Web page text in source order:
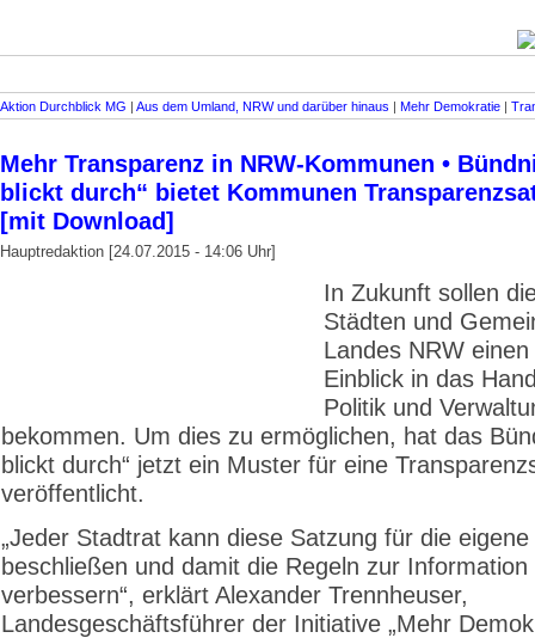
Aktion Durchblick MG | Aus dem Umland, NRW und darüber hinaus | Mehr Demokratie |
Mehr Transparenz in NRW-Kommunen •
blickt durch“ bietet Kommunen
[mit Download]
Hauptredaktion [24.07.2015 - 14:06 Uhr]
In Zukunft sollen
Städten und
Landes NRW
Einblick in das
Politik und
bekommen. Um dies zu ermöglichen, hat das
blickt durch“ jetzt ein Muster für eine
veröffentlicht.
„Jeder Stadtrat kann diese Satzung für die
beschließen und damit die Regeln zur
verbessern“, erklärt Alexander Trennheuser,
Landesgeschäftsführer der Initiative „Mehr